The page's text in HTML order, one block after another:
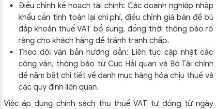
Điều chỉnh kế hoạch tài chính: Các doanh nghiệp nhập
khẩu cần tính toán lại chi phí, điều chỉnh giá bán để bù
đắp khoản thuế VAT bổ sung, đồng thời thông báo rõ
ràng cho khách hàng để tránh tranh chấp.
Theo dõi văn bản hướng dẫn: Liên tục cập nhật các
công văn, thông báo từ Cục Hải quan và Bộ Tài chính
để nắm bắt chi tiết về danh mục hàng hóa chịu thuế và
các quy định liên quan.
Việc áp dụng chính sách thu thuế VAT tự động từ ngày